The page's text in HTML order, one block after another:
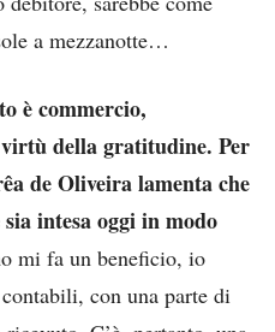
a mezzanotte…
è commercio,
della gratitudine. Per
de Oliveira lamenta che
intesa oggi in modo
mi fa un beneficio, io
con una parte di